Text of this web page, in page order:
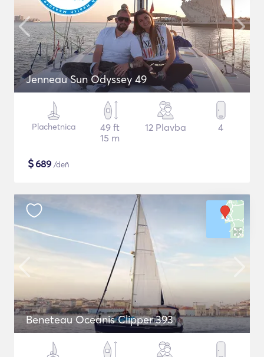
Jenneau Sun Odyssey 49
Plachetnica
49 ft
15 m
12 Plavba 4
$689 /deň
Beneteau Oceanis Clipper 393